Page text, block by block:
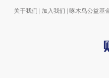
关于我们 加入我们 啄木鸟公益基